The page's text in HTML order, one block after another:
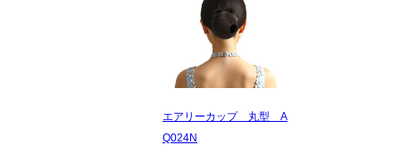
エアリーカップ 丸型 A
Q024N